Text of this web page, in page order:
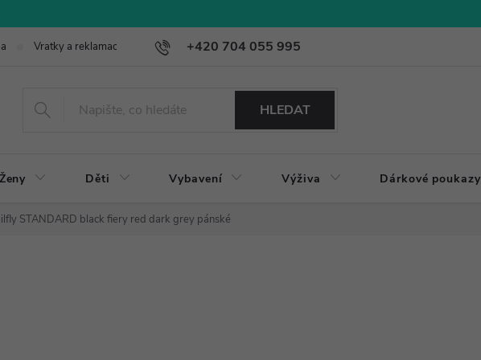
+420 704 055 995
Vratky a reklamace
HLEDAT
Ženy Děti Vybavení Výživa Dárkové poukazy
STANDARD black fiery red dark grey pánské